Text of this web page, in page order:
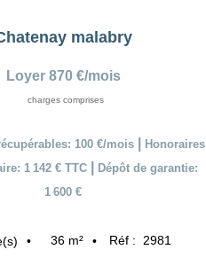
malabry
Loyer 870 €/mois
charges comprises
100 €/mois
Honoraires
1 142 € TTC
Dépôt de garantie:
1 600 €
36 m² Réf : 2981